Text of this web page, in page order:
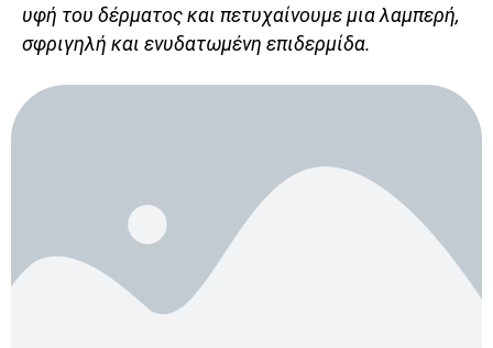
υφή του δέρματος και πετυχαίνουμε μια λαμπερή,
σφριγηλή και ενυδατωμένη επιδερμίδα.